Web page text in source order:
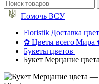
Помочь ВСУ
Floristik Доставка
✿ Цветы всего Мира
Букеты цветов
Букет Мерцание цвета